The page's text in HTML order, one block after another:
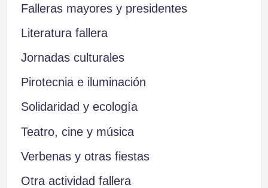
Falleras mayores y presidentes
Literatura fallera
Jornadas culturales
Pirotecnia e iluminación
Solidaridad y ecología
Teatro, cine y música
Verbenas y otras fiestas
Otra actividad fallera